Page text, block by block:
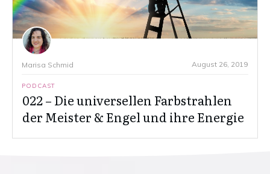
Marisa Schmid August 26, 2019
PODCAST
022 – Die universellen Farbstrahlen
der Meister & Engel und ihre Energie